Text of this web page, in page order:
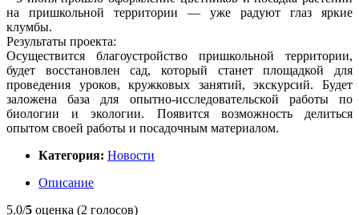
на пришкольной территории — уже радуют глаз яркие
клумбы.
Результаты проекта:
Осуществится благоустройство пришкольной территории,
будет восстановлен сад, который станет площадкой для
проведения уроков, кружковых занятий, экскурсий. Будет
заложена база для опытно-исследовательской работы по
биологии и экологии. Появится возможность делиться
опытом своей работы и посадочным материалом.
Категория: Новости
Описание
5.0/5 оценка (2 голосов)